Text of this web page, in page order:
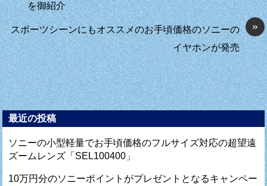
を御紹介
»
スポーツシーンにもオススメのお手頃価格のソニーの
イヤホンが発売
最近の投稿
ソニーの小型軽量でお手頃価格のフルサイズ対応の超望遠
ズームレンズ「SEL100400」
10万円分のソニーポイントがプレゼントとなるキャンペー